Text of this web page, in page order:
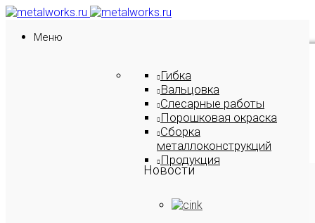
Меню
Гибка
Вальцовка
Слесарные работы
Порошковая окраска
Сборка
металлоконструкций
Продукция
Новости